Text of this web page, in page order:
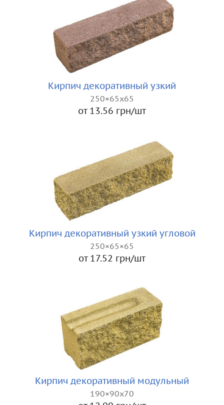
Кирпич декоративный узкий
250×65x65
от 13.56 грн/шт
Кирпич декоративный узкий угловой
250×65×65
от 17.52 грн/шт
Кирпич декоративный модульный
190×90x70